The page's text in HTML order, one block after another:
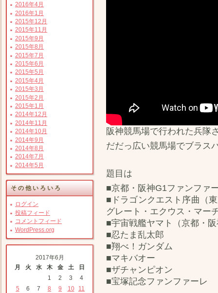
2016年4月
2016年1月
2015年12月
2015年11月
2015年9月
2015年8月
2015年7月
2015年6月
2015年5月
2015年4月
2015年3月
2015年2月
2015年1月
2014年12月
2014年11月
2014年10月
2014年9月
2014年8月
2014年7月
2014年5月
その他いろいろ
ログイン
投稿フィード
コメントフィード
WordPress.org
2017年6月
月
火 水 木 金 土
日
1
2 3
4
5
6 7 8 9 10
11
阪神競馬場で行われた兵隊
だだっ広い競馬場でブラ
題目は
■京都・阪神G1ファンファ
■ドラゴンクエスト序曲（
グレート・エクウス・マー
■宇宙戦艦ヤマト（京都・
■忍たま乱太郎
■翔べ！ガンダム
■マキバオー
■ザチャンピオン
■宝塚記念ファンファーレ